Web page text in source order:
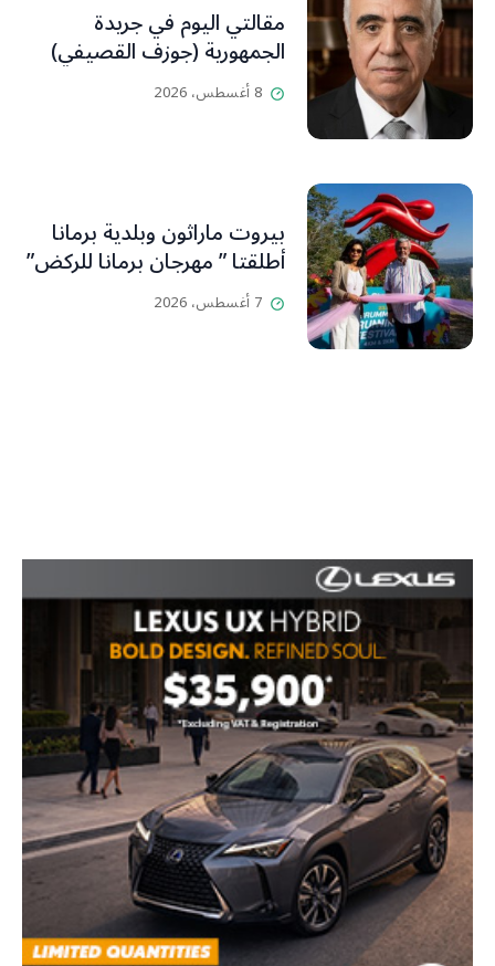
مقالتي اليوم في جريدة
الجمهورية (جوزف القصيفي)
8 أغسطس، 2026
بيروت ماراثون وبلدية برمانا
أطلقتا ” مهرجان برمانا للركض”
7 أغسطس، 2026